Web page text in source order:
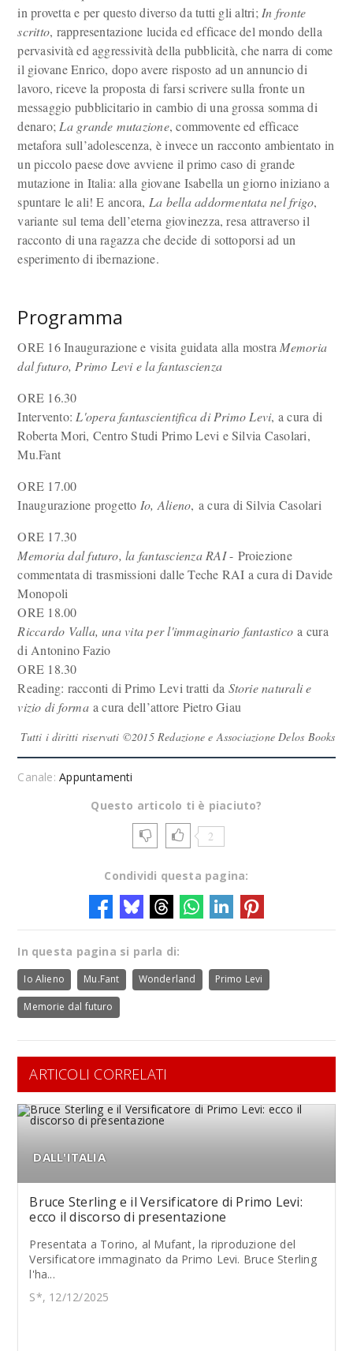
in provetta e per questo diverso da tutti gli altri; In fronte
scritto, rappresentazione lucida ed efficace del mondo della
pervasività ed aggressività della pubblicità, che narra di come
il giovane Enrico, dopo avere risposto ad un annuncio di
lavoro, riceve la proposta di farsi scrivere sulla fronte un
messaggio pubblicitario in cambio di una grossa somma di
denaro; La grande mutazione, commovente ed efficace
metafora sull’adolescenza, è invece un racconto ambientato in
un piccolo paese dove avviene il primo caso di grande
mutazione in Italia: alla giovane Isabella un giorno iniziano a
spuntare le ali! E ancora, La bella addormentata nel frigo,
variante sul tema dell’eterna giovinezza, resa attraverso il
racconto di una ragazza che decide di sottoporsi ad un
esperimento di ibernazione.
Programma
ORE 16 Inaugurazione e visita guidata alla mostra Memoria
dal futuro, Primo Levi e la fantascienza
ORE 16.30
Intervento: L'opera fantascientifica di Primo Levi, a cura di
Roberta Mori, Centro Studi Primo Levi e Silvia Casolari,
Mu.Fant
ORE 17.00
Inaugurazione progetto Io, Alieno, a cura di Silvia Casolari
ORE 17.30
Memoria dal futuro, la fantascienza RAI- Proiezione
commentata di trasmissioni dalle Teche RAI a cura di Davide
Monopoli
ORE 18.00
Riccardo Valla, una vita per l'immaginario fantastico a cura
di Antonino Fazio
ORE 18.30
Reading: racconti di Primo Levi tratti da Storie naturali e
vizio di formaa cura dell’attore Pietro Giau
Tutti i diritti riservati ©2015 Redazione e Associazione Delos Books
Canale:Appuntamenti
Questo articolo ti è piaciuto?
2
Condividi questa pagina:
In questa pagina si parla di:
Io Alieno Mu.Fant Wonderland Primo Levi
Memorie dal futuro
ARTICOLI CORRELATI
DALL'ITALIA
Bruce Sterling e il Versificatore di Primo Levi:
ecco il discorso di presentazione
Presentata a Torino, al Mufant, la riproduzione del
Versificatore immaginato da Primo Levi. Bruce Sterling
l'ha...
S*, 12/12/2025